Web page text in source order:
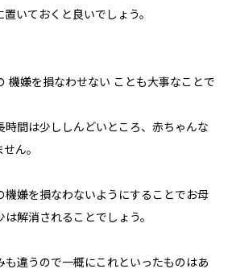
いておくと良いでしょう。
機嫌を損なわせない ことも大事なことで
時間は少ししんどいところ、赤ちゃんな
ん。
機嫌を損なわないようにすることでお母
解消されることでしょう。
も違うので一概にこれといったものはあ